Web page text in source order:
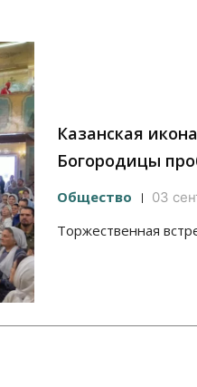
Казанская
Богородицы
Общество 03
Торжественная